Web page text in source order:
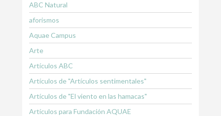
ABC Natural
aforismos
Aquae Campus
Arte
Artículos ABC
Artículos de "Artículos sentimentales"
Artículos de "El viento en las hamacas"
Artículos para Fundación AQUAE